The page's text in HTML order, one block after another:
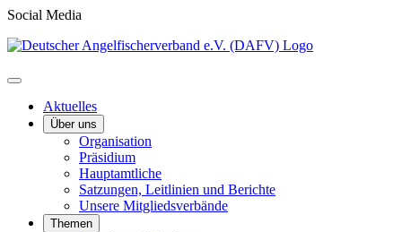
Social Media
Aktuelles
Über uns
Organisation
Präsidium
Hauptamtliche
Satzungen, Leitlinien und Berichte
Unsere Mitgliedsverbände
Themen